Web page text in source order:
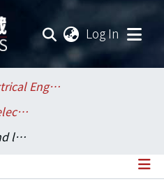
Log In
College of Electrical Engineering and Computer Science / 電機資訊學院
Photonics and Optoelectronics / 光電工程學研究所
Applying femtosecond lasers for super-resolution clinical imaging